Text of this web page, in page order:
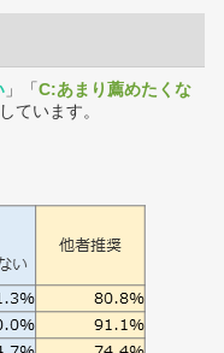
」「C:あまり薦めたくな
ています。